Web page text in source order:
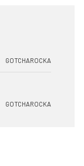
GOTCHAROCKA
GOTCHAROCKA